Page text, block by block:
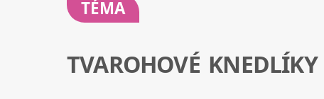
TÉMA
TVAROHOVÉ